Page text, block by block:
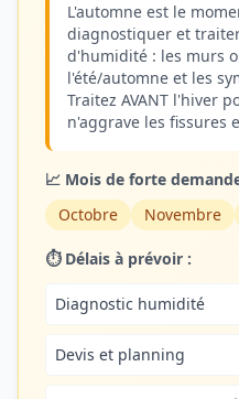
L'automne est le
diagnostiquer et
d'humidité : les murs
l'été/automne et les
Traitez AVANT l'hiver
n'aggrave les fissures
📈 Mois de forte
Octobre
Novembre
⏱️ Délais à prévoir :
Diagnostic humidité
Devis et planning